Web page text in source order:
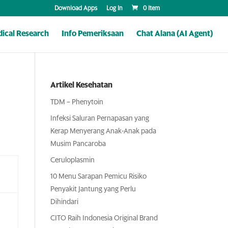
Download Apps Log In 0 Item
Research Info Pemeriksaan Chat Alana (AI Agent)
Artikel Kesehatan
TDM – Phenytoin
Infeksi Saluran Pernapasan yang
Kerap Menyerang Anak-Anak pada
Musim Pancaroba
Ceruloplasmin
10 Menu Sarapan Pemicu Risiko
Penyakit Jantung yang Perlu
Dihindari
CITO Raih Indonesia Original Brand